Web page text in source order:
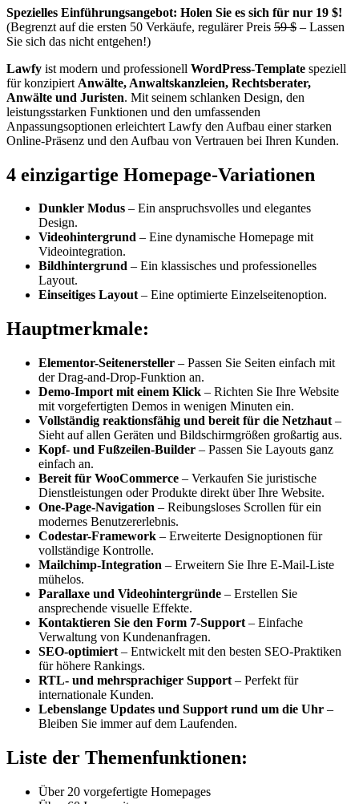
Spezielles Einführungsangebot: Holen Sie es sich für nur 19 $!
(Begrenzt auf die ersten 50 Verkäufe, regulärer Preis 59 $ – Lassen
Sie sich das nicht entgehen!)
Lawfy ist modern und professionell WordPress-Template speziell
für konzipiert Anwälte, Anwaltskanzleien, Rechtsberater,
Anwälte und Juristen. Mit seinem schlanken Design, den
leistungsstarken Funktionen und den umfassenden
Anpassungsoptionen erleichtert Lawfy den Aufbau einer starken
Online-Präsenz und den Aufbau von Vertrauen bei Ihren Kunden.
4 einzigartige Homepage-Variationen
Dunkler Modus – Ein anspruchsvolles und elegantes
Design.
Videohintergrund – Eine dynamische Homepage mit
Videointegration.
Bildhintergrund – Ein klassisches und professionelles
Layout.
Einseitiges Layout– Eine optimierte Einzelseitenoption.
Hauptmerkmale:
Elementor-Seitenersteller – Passen Sie Seiten einfach mit
der Drag-and-Drop-Funktion an.
Demo-Import mit einem Klick – Richten Sie Ihre Website
mit vorgefertigten Demos in wenigen Minuten ein.
Vollständig reaktionsfähig und bereit für die Netzhaut –
Sieht auf allen Geräten und Bildschirmgrößen großartig aus.
Kopf- und Fußzeilen-Builder – Passen Sie Layouts ganz
einfach an.
Bereit für WooCommerce – Verkaufen Sie juristische
Dienstleistungen oder Produkte direkt über Ihre Website.
One-Page-Navigation – Reibungsloses Scrollen für ein
modernes Benutzererlebnis.
Codestar-Framework – Erweiterte Designoptionen für
vollständige Kontrolle.
Mailchimp-Integration – Erweitern Sie Ihre E-Mail-Liste
mühelos.
Parallaxe und Videohintergründe – Erstellen Sie
ansprechende visuelle Effekte.
Kontaktieren Sie den Form 7-Support – Einfache
Verwaltung von Kundenanfragen.
SEO-optimiert – Entwickelt mit den besten SEO-Praktiken
für höhere Rankings.
RTL- und mehrsprachiger Support – Perfekt für
internationale Kunden.
Lebenslange Updates und Support rund um die Uhr –
Bleiben Sie immer auf dem Laufenden.
Liste der Themenfunktionen:
Über 20 vorgefertigte Homepages